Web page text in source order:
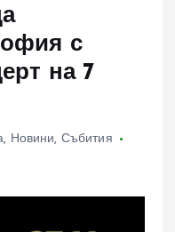
с
на 7
, Новини, Събития